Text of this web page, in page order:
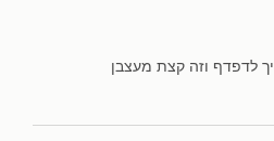
לדפדף וזה קצת מעצבן